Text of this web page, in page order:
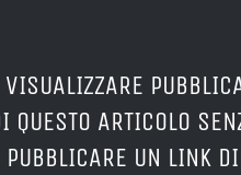
ARTICOLO
UN LINK